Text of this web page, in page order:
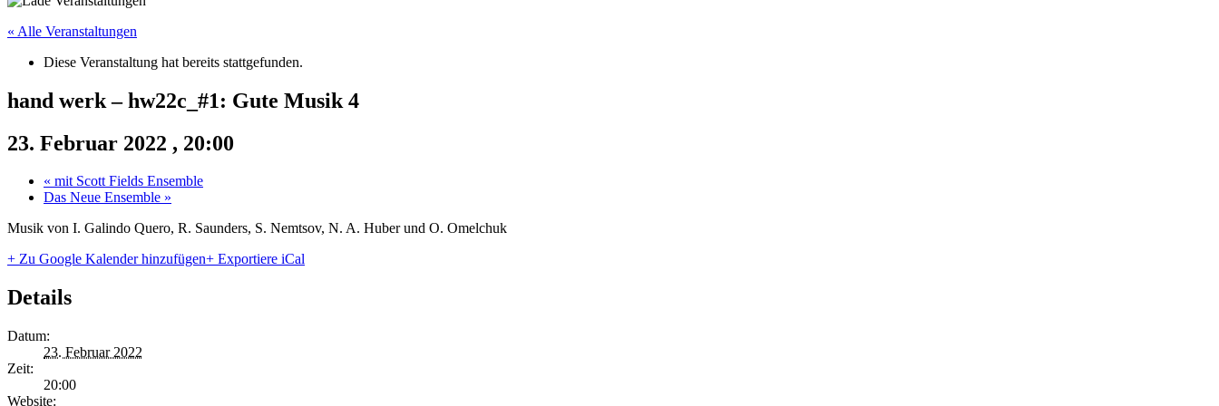
« Alle Veranstaltungen
Diese Veranstaltung hat bereits stattgefunden.
hand werk – hw22c_#1: Gute Musik 4
23. Februar 2022 , 20:00
« mit Scott Fields Ensemble
Das Neue Ensemble »
Musik von I. Galindo Quero, R. Saunders, S. Nemtsov, N. A. Huber und O. Omelchuk
+ Zu Google Kalender hinzufügen+ Exportiere iCal
Details
Datum:
23. Februar 2022
Zeit:
20:00
Website: